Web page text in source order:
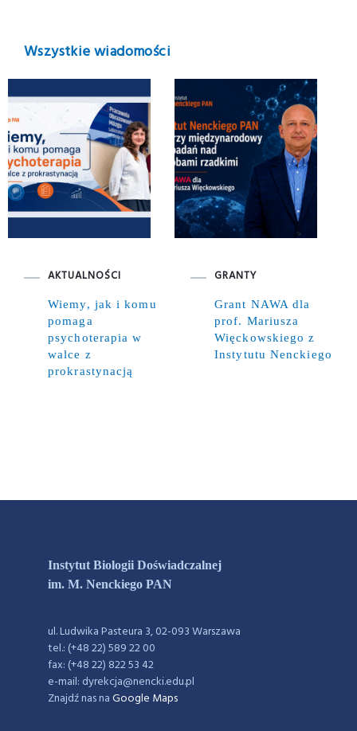
Wszystkie wiadomości
AKTUALNOŚCI
Wiemy, jak i komu
pomaga
psychoterapia w
walce z
prokrastynacją
GRANTY
Grant NAWA dla
prof. Mariusza
Więckowskiego z
Instytutu Nenckiego
Instytut Biologii Doświadczalnej
im. M. Nenckiego PAN
ul. Ludwika Pasteura 3, 02-093 Warszawa
tel.: (+48 22) 589 22 00
fax: (+48 22) 822 53 42
e-mail: dyrekcja@nencki.edu.pl
Znajdź nas naGoogle Maps